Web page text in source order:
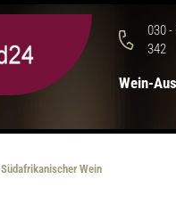
030 -
342
Wein-
Südafrikanischer Wein